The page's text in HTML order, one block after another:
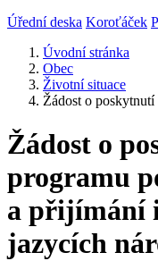
Úřední deska Koroťáček
Úvodní stránka
Obec
Životní situace
Žádost o
Žádost o
programu
a přijímání
jazycích